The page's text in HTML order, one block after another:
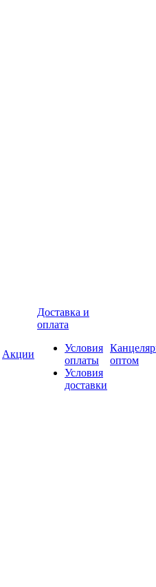
Акции
Доставка и
оплата
Условия
оплаты
Условия
доставки
оптом